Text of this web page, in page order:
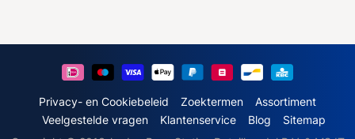
e
Privacy- en Cookiebeleid Zoektermen
Assortiment
Veelgestelde vragen
Klantenservice Blog
Sitemap